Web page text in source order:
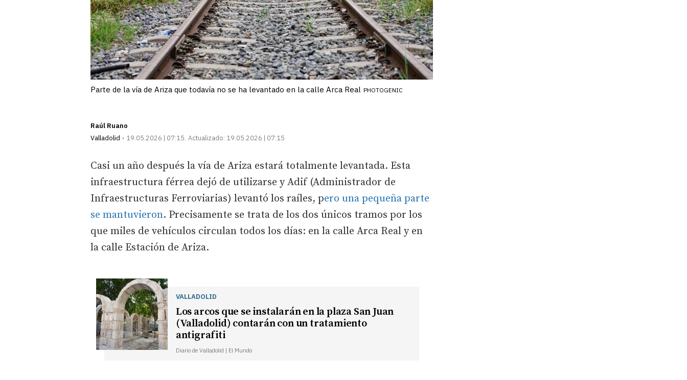
Parte de la vía de Ariza que todavía no se ha levantado en la calle Arca Real PHOTOGENIC
Raúl Ruano
Valladolid
19.05.2026 | 07:15 Actualizado: 19.05.2026 | 07:15
Casi un año después la vía de Ariza estará totalmente levantada. Esta
infraestructura férrea dejó de utilizarse y Adif (Administrador de
Infraestructuras Ferroviarias) levantó los raíles, pero una pequeña parte
se mantuvieron. Precisamente se trata de los dos únicos tramos por los
que miles de vehículos circulan todos los días: en la calle Arca Real y en
la calle Estación de Ariza.
VALLADOLID
Los arcos que se instalarán en la plaza San Juan
(Valladolid) contarán con un tratamiento
antigrafiti
Diario de Valladolid | El Mundo